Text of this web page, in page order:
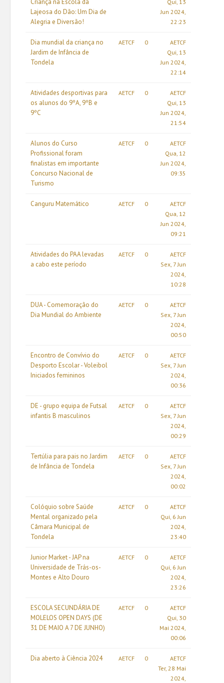
Criança na Escola da
Lajeosa do Dão: Um Dia de
Alegria e Diversão!
Qui, 13
Jun 2024,
22:23
Dia mundial da criança no
Jardim de Infância de
Tondela
AETCF 0
AETCF
Qui, 13
Jun 2024,
22:14
Atividades desportivas para
os alunos do 9ºA, 9ºB e
9ºC
AETCF 0
AETCF
Qui, 13
Jun 2024,
21:54
Alunos do Curso
Profissional foram
finalistas em importante
Concurso Nacional de
Turismo
AETCF 0
AETCF
Qua, 12
Jun 2024,
09:35
Canguru Matemático AETCF 0
AETCF
Qua, 12
Jun 2024,
09:21
Atividades do PAA levadas
a cabo este período
AETCF 0
AETCF
Sex, 7 Jun
2024,
10:28
DUA - Comemoração do
Dia Mundial do Ambiente
AETCF 0
AETCF
Sex, 7 Jun
2024,
00:50
Encontro de Convívio do
Desporto Escolar - Voleibol
Iniciados femininos
AETCF 0
AETCF
Sex, 7 Jun
2024,
00:36
DE - grupo equipa de Futsal
infantis B masculinos
AETCF 0
AETCF
Sex, 7 Jun
2024,
00:29
Tertúlia para pais no Jardim
de Infância de Tondela
AETCF 0
AETCF
Sex, 7 Jun
2024,
00:02
Colóquio sobre Saúde
Mental organizado pela
Câmara Municipal de
Tondela
AETCF 0
AETCF
Qui, 6 Jun
2024,
23:40
Junior Market - JAP na
Universidade de Trás-os-
Montes e Alto Douro
AETCF 0
AETCF
Qui, 6 Jun
2024,
23:26
ESCOLA SECUNDÁRIA DE
MOLELOS OPEN DAYS (DE
31 DE MAIO A 7 DE JUNHO)
AETCF 0
AETCF
Qui, 30
Mai 2024,
00:06
Dia aberto à Ciência 2024 AETCF 0
AETCF
Ter, 28 Mai
2024,